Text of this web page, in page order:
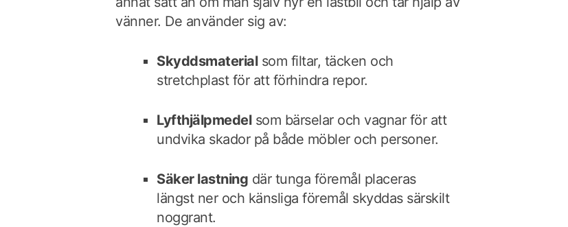
vänner. De använder sig av:
Skyddsmaterialsom filtar, täcken och
stretchplast för att förhindra repor.
Lyfthjälpmedelsom bärselar och vagnar för att
undvika skador på både möbler och personer.
Säker lastning där tunga föremål placeras
längst ner och känsliga föremål skyddas särskilt
noggrant.